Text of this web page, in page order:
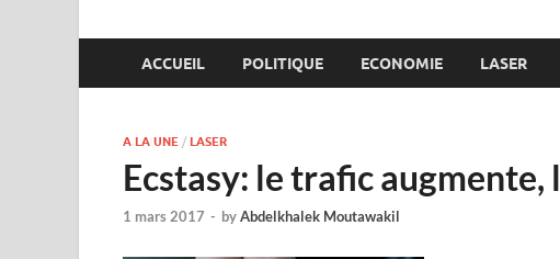
ACCUEIL POLITIQUE ECONOMIE LASER
A LA UNE / LASER
Ecstasy: le trafic augmente,
1 mars 2017 - byAbdelkhalek Moutawakil